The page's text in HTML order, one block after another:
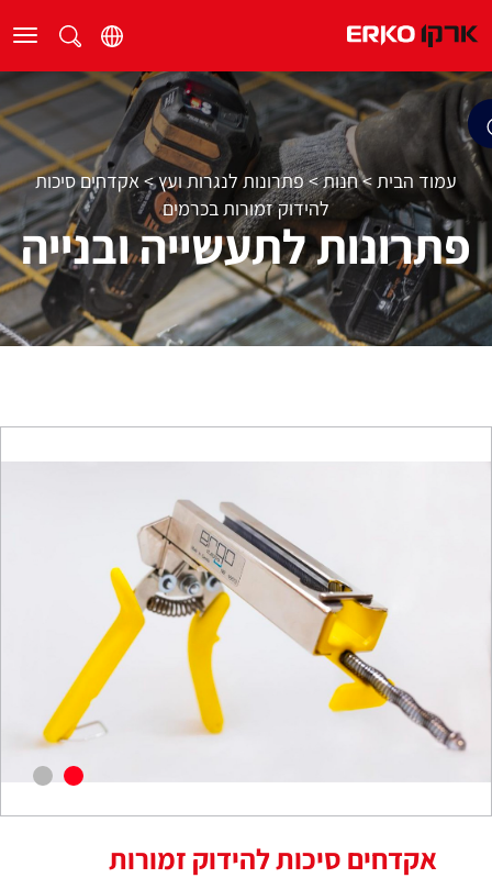
עמוד הבית >חנות>פתרונות לנגרות ועץ> אקדחים סיכות
להידוק זמורות בכרמים
פתרונות לתעשייה ובנייה
אקדחים סיכות להידוק זמורות